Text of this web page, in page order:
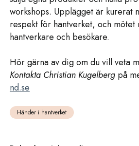
workshops. Upplägget är kurerat
respekt för hantverket, och mötet
hantverkare och besökare.
Hör gärna av dig om du vill veta
Kontakta Christian Kugelberg på
nd.se
Händer i hantverket